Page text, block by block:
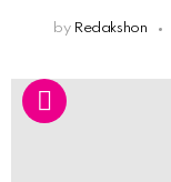
by Redakshon